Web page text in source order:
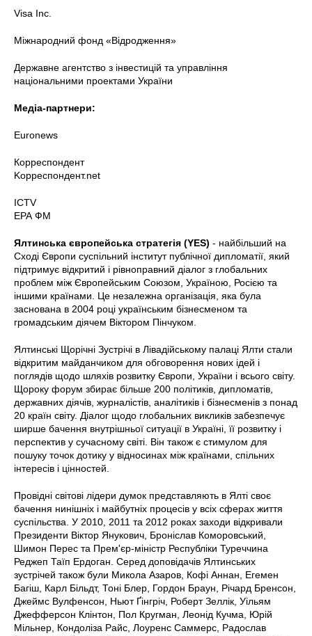
Visa Inc.
Міжнародний фонд «Відродження»
Державне агентство з інвестицій та управління
національними проектами України
Медіа-партнери:
Euronews
Корреспондент
Kорреспондент.net
ICTV
ЕРА ФМ
Ялтинська європейська стратегія (YES) - найбільший на
Сході Європи суспільний інститут публічної дипломатії, який
підтримує відкритий і рівноправний діалог з глобальних
проблем між Європейським Союзом, Україною, Росією та
іншими країнами. Це незалежна організація, яка була
заснована в 2004 році українським бізнесменом та
громадським діячем Віктором Пінчуком.
Ялтинські Щорічні Зустрічі в Лівадійському палаці Ялти стали
відкритим майданчиком для обговорення нових ідей і
поглядів щодо шляхів розвитку Європи, України і всього світу.
Щороку форум збирає більше 200 політиків, дипломатів,
державних діячів, журналістів, аналітиків і бізнесменів з понад
20 країн світу. Діалог щодо глобальних викликів забезпечує
ширше бачення внутрішньої ситуації в Україні, її розвитку і
перспектив у сучасному світі. Він також є стимулом для
пошуку точок дотику у відносинах між країнами, спільних
інтересів і цінностей.
Провідні світові лідери думок представляють в Ялті своє
бачення нинішніх і майбутніх процесів у всіх сферах життя
суспільства. У 2010, 2011 та 2012 роках заходи відкривали
Президенти Віктор Янукович, Броніслав Коморовський,
Шимон Перес та Прем'єр-міністр Республіки Туреччина
Реджеп Таїп Ердоган. Серед доповідачів Ялтинських
зустрічей також були Микола Азаров, Кофі Аннан, Егемен
Багіш, Карл Більдт, Тоні Блер, Гордон Браун, Річард Бренсон,
Джеймс Вулфенсон, Ньют Ґінгріч, Роберт Зеллік, Уільям
Джефферсон Клінтон, Пол Кругман, Леонід Кучма, Юрій
Мільнер, Кондоліза Райс, Лоуренс Саммерс, Радослав